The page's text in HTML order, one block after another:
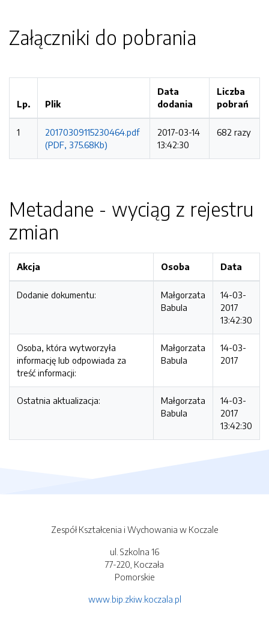
Załączniki do pobrania
Lp. Plik
Data
dodania
Liczba
pobrań
1
20170309115230464.pdf
(PDF, 375.68Kb)
2017-03-14
13:42:30
682 razy
Metadane - wyciąg z rejestru
zmian
Akcja Osoba Data
Dodanie dokumentu:
Małgorzata
Babula
14-03-
2017
13:42:30
Osoba, która wytworzyła
informację lub odpowiada za
treść informacji:
Małgorzata
Babula
14-03-
2017
Ostatnia aktualizacja:
Małgorzata
Babula
14-03-
2017
13:42:30
Zespół Kształcenia i Wychowania w Koczale
ul. Szkolna 16
77-220, Koczała
Pomorskie
www.bip.zkiw.koczala.pl